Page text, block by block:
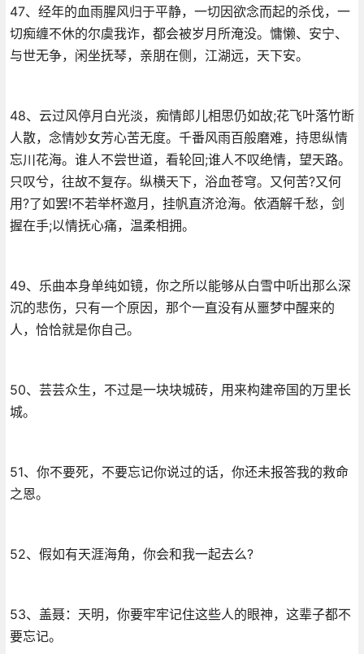
47、经年的血雨腥风归于平静，一切因欲念而起的杀伐，一
切痴缠不休的尔虞我诈，都会被岁月所淹没。慵懒、安宁、
与世无争，闲坐抚琴，亲朋在侧，江湖远，天下安。
48、云过风停月白光淡，痴情郎儿相思仍如故;花飞叶落竹断
人散，念情妙女芳心苦无度。千番风雨百般磨难，持思纵情
忘川花海。谁人不尝世道，看轮回;谁人不叹绝情，望天路。
只叹兮，往故不复存。纵横天下，浴血苍穹。又何苦?又何
用?了如罢!不若举杯邀月，挂帆直济沧海。依酒解千愁，剑
握在手;以情抚心痛，温柔相拥。
49、乐曲本身单纯如镜，你之所以能够从白雪中听出那么深
沉的悲伤，只有一个原因，那个一直没有从噩梦中醒来的
人，恰恰就是你自己。
50、芸芸众生，不过是一块块城砖，用来构建帝国的万里长
城。
51、你不要死，不要忘记你说过的话，你还未报答我的救命
之恩。
52、假如有天涯海角，你会和我一起去么?
53、盖聂：天明，你要牢牢记住这些人的眼神，这辈子都不
要忘记。